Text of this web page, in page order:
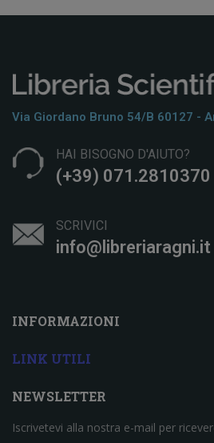
Via Giordano Bruno 54/b 60127 -
HAI BISOGNO D'AIUTO?
(+39) 071.2810370
SCRIVICI
info@libreriaragni.it
INFORMAZIONI
LINK UTILI
NEWSLETTER
Iscrivetevi alla nostra e-mail per